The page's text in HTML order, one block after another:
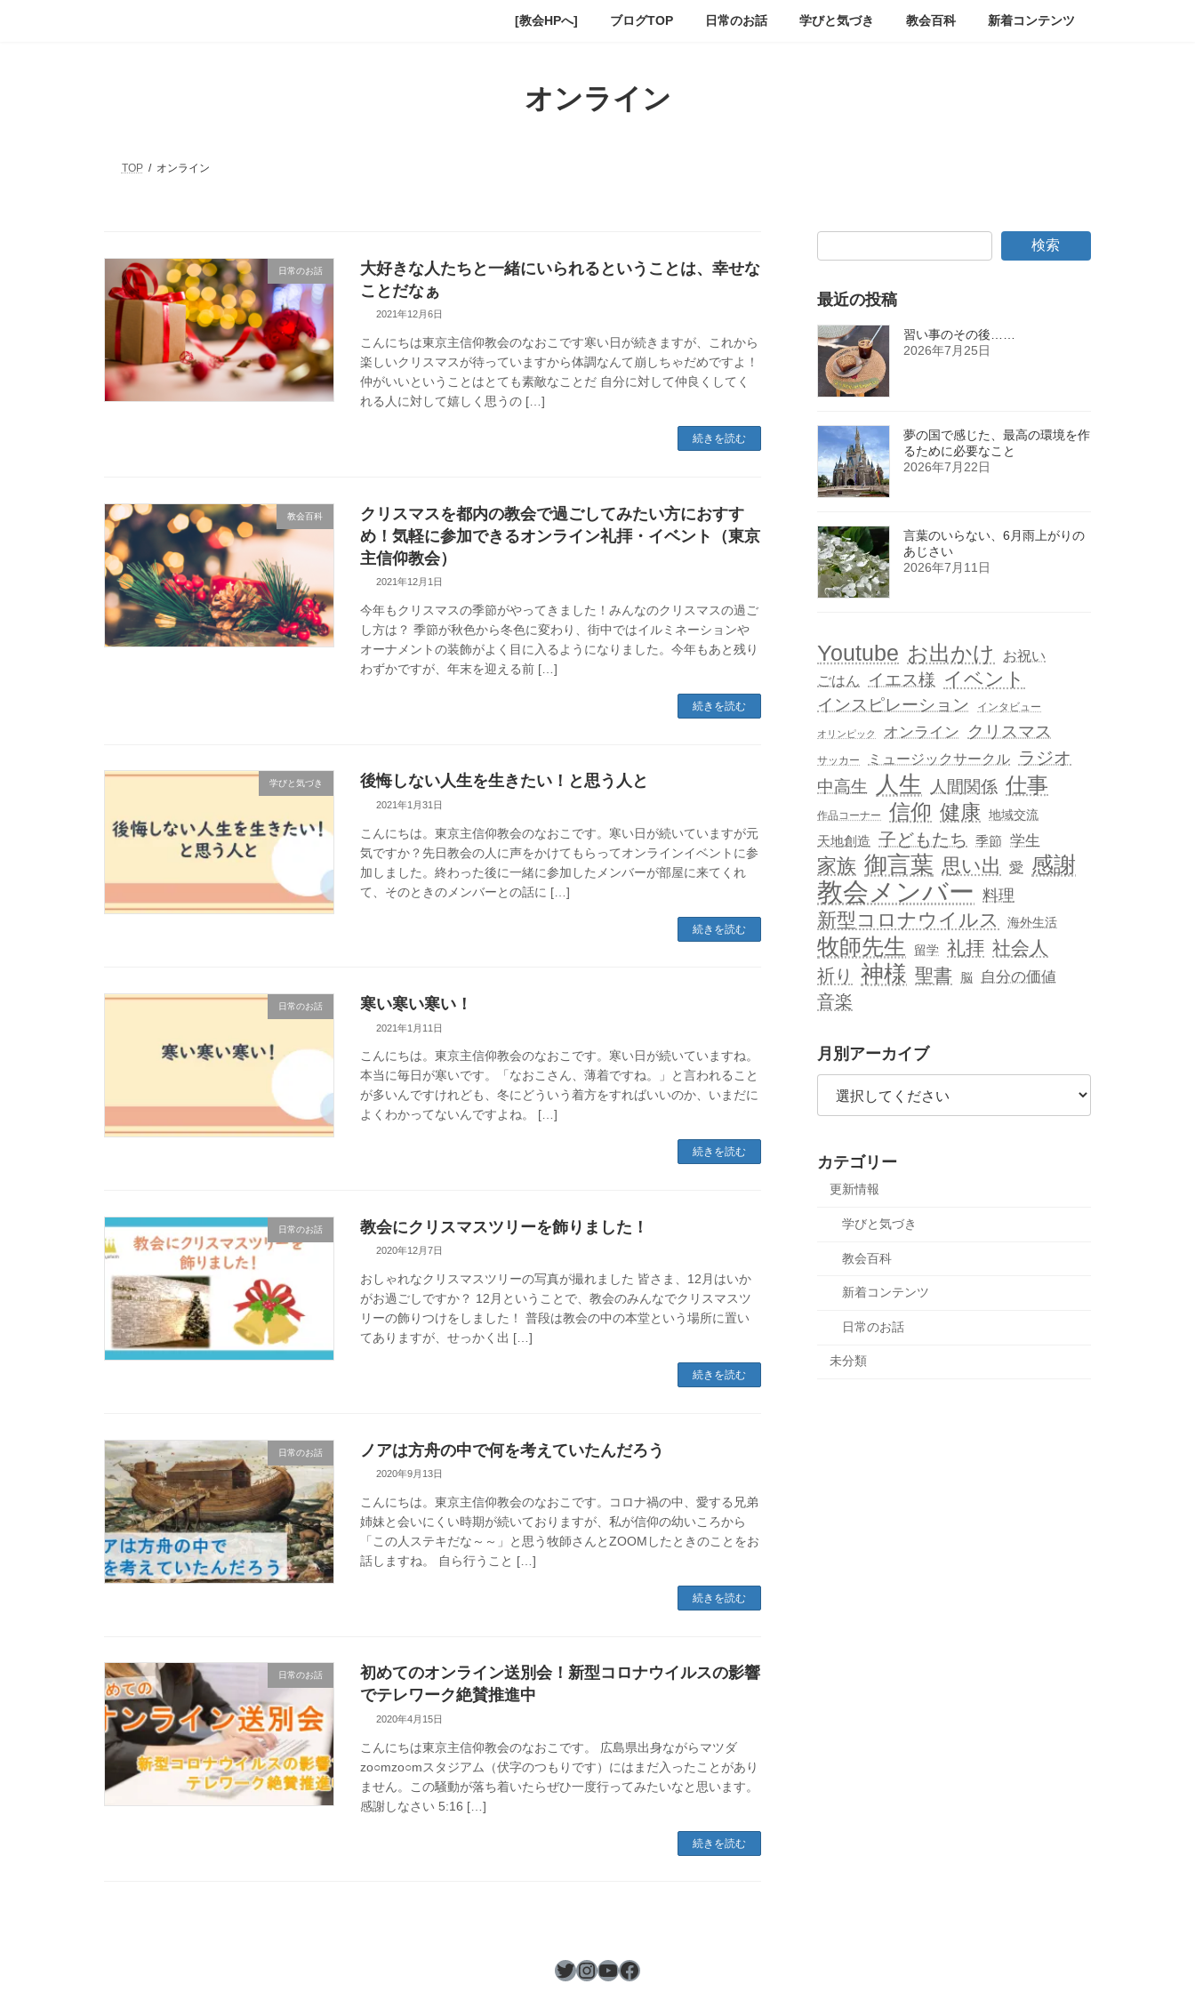
[教会HPへ] ブログTOP 日常のお話 学びと気づき 教会百科 新着コンテンツ
オンライン
TOP オンライン
日常のお話
大好きな人たちと一緒にいられるということは、幸せな
ことだなぁ
2021年12月6日
こんにちは東京主信仰教会のなおこです寒い日が続きますが、これから
楽しいクリスマスが待っていますから体調なんて崩しちゃだめですよ！
仲がいいということはとても素敵なことだ 自分に対して仲良くしてく
れる人に対して嬉しく思うの […]
続きを読む
教会百科
クリスマスを都内の教会で過ごしてみたい方におすす
め！気軽に参加できるオンライン礼拝・イベント（東京
主信仰教会）
2021年12月1日
今年もクリスマスの季節がやってきました！みんなのクリスマスの過ご
し方は？ 季節が秋色から冬色に変わり、街中ではイルミネーションや
オーナメントの装飾がよく目に入るようになりました。今年もあと残り
わずかですが、年末を迎える前 […]
続きを読む
学びと気づき 後悔しない人生を生きたい！と思う人と
2021年1月31日
こんにちは。東京主信仰教会のなおこです。寒い日が続いていますが元
気ですか？先日教会の人に声をかけてもらってオンラインイベントに参
加しました。終わった後に一緒に参加したメンバーが部屋に来てくれ
て、そのときのメンバーとの話に […]
続きを読む
日常のお話 寒い寒い寒い！
2021年1月11日
こんにちは。東京主信仰教会のなおこです。寒い日が続いていますね。
本当に毎日が寒いです。「なおこさん、薄着ですね。」と言われること
が多いんですけれども、冬にどういう着方をすればいいのか、いまだに
よくわかってないんですよね。 […]
続きを読む
日常のお話 教会にクリスマスツリーを飾りました！
2020年12月7日
おしゃれなクリスマスツリーの写真が撮れました 皆さま、12月はいか
がお過ごしですか？ 12月ということで、教会のみんなでクリスマスツ
リーの飾りつけをしました！ 普段は教会の中の本堂という場所に置い
てありますが、せっかく出 […]
続きを読む
日常のお話 ノアは方舟の中で何を考えていたんだろう
2020年9月13日
こんにちは。東京主信仰教会のなおこです。コロナ禍の中、愛する兄弟
姉妹と会いにくい時期が続いておりますが、私が信仰の幼いころから
「この人ステキだな～～」と思う牧師さんとZOOMしたときのことをお
話しますね。 自ら行うこと […]
続きを読む
日常のお話
初めてのオンライン送別会！新型コロナウイルスの影響
でテレワーク絶賛推進中
2020年4月15日
こんにちは東京主信仰教会のなおこです。 広島県出身ながらマツダ
zo○mzo○mスタジアム（伏字のつもりです）にはまだ入ったことがあり
ません。この騒動が落ち着いたらぜひ一度行ってみたいなと思います。
感謝しなさい 5:16 […]
続きを読む
検索
最近の投稿
習い事のその後……
2026年7月25日
夢の国で感じた、最高の環境を作
るために必要なこと
2026年7月22日
言葉のいらない、6月雨上がりの
あじさい
2026年7月11日
Youtube お出かけ
お祝い
ごはん
イエス様 イベント
インスピレーション インタビュー
オリンピック オンライン クリスマス
サッカー ミュージックサークル ラジオ
中高生 人生 人間関係 仕事
作品コーナー 信仰 健康 地域交流
天地創造 子どもたち 季節 学生
家族 御言葉 思い出 愛 感謝
教会メンバー 料理
新型コロナウイルス 海外生活
牧師先生 留学 礼拝 社会人
祈り 神様 聖書 脳 自分の価値
音楽
月別アーカイブ
カテゴリー
更新情報
学びと気づき
教会百科
新着コンテンツ
日常のお話
未分類
Twitter
Instagram
YouTube
Facebook